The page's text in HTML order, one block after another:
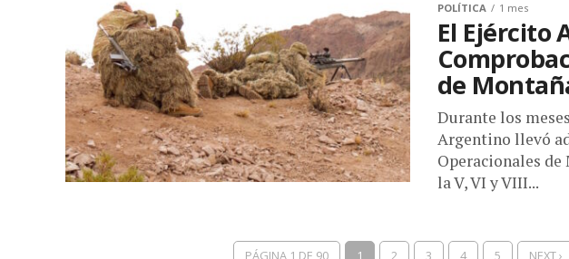
POLÍTICA 1 mes
El Ejército
de
Durante los
Argentino llevó
Operacionales de
la V, VI y VIII...
PÁGINA 1 DE 90 1 2 3 4 5 NEXT ›